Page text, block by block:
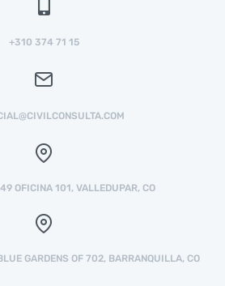
+310 374 71 15
OFICINA 101, VALLEDUPAR, CO
GARDENS OF 702, BARRANQUILLA, CO